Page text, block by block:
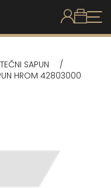
SAPUN
HROM 42803000